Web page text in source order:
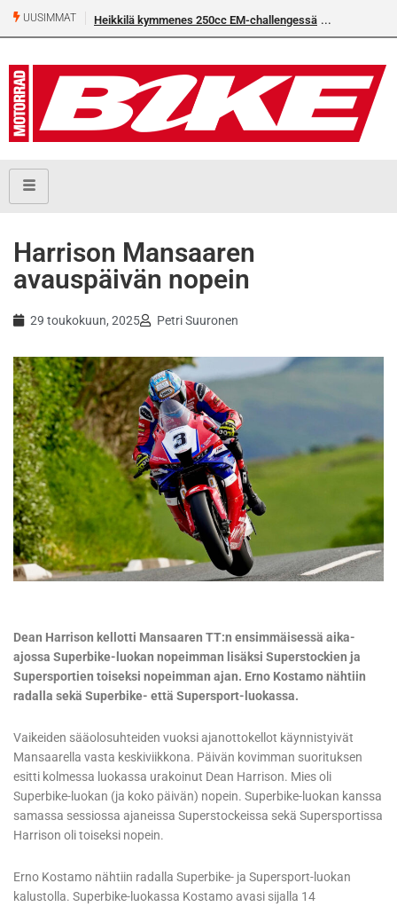
UUSIMMAT Heikkilä kymmenes 250cc EM-challengessä
Harrison Mansaaren
avauspäivän nopein
29 toukokuun, 2025 Petri Suuronen
Dean Harrison kellotti Mansaaren TT:n ensimmäisessä aika-
ajossa Superbike-luokan nopeimman lisäksi Superstockien ja
Supersportien toiseksi nopeimman ajan. Erno Kostamo nähtiin
radalla sekä Superbike- että Supersport-luokassa.
Vaikeiden sääolosuhteiden vuoksi ajanottokellot käynnistyivät
Mansaarella vasta keskiviikkona. Päivän kovimman suorituksen
esitti kolmessa luokassa urakoinut Dean Harrison. Mies oli
Superbike-luokan (ja koko päivän) nopein. Superbike-luokan kanssa
samassa sessiossa ajaneissa Superstockeissa sekä Supersportissa
Harrison oli toiseksi nopein.
Erno Kostamo nähtiin radalla Superbike- ja Supersport-luokan
kalustolla. Superbike-luokassa Kostamo avasi sijalla 14